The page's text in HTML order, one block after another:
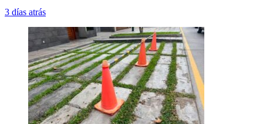
3 días atrás